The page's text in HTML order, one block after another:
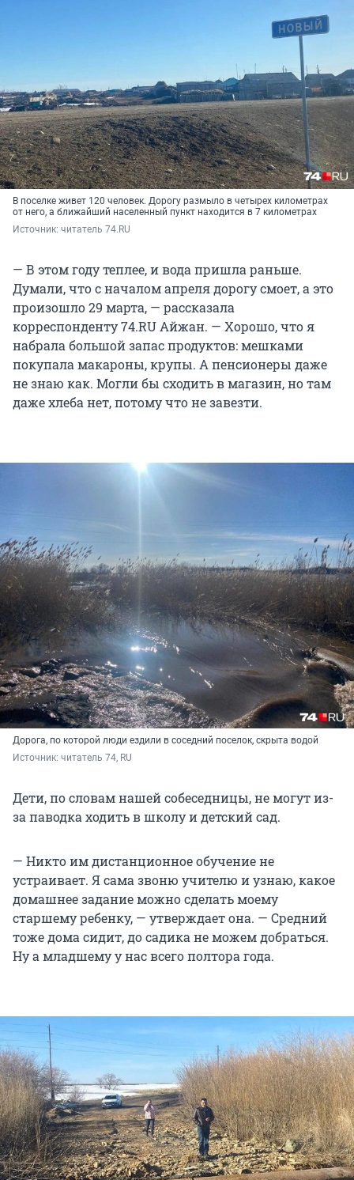
В поселке живет 120 человек. Дорогу размыло в четырех километрах
от него, а ближайший населенный пункт находится в 7 километрах
Источник: читатель 74.RU
— В этом году теплее, и вода пришла раньше.
Думали, что с началом апреля дорогу смоет, а это
произошло 29 марта, — рассказала
корреспонденту 74.RU Айжан. — Хорошо, что я
набрала большой запас продуктов: мешками
покупала макароны, крупы. А пенсионеры даже
не знаю как. Могли бы сходить в магазин, но там
даже хлеба нет, потому что не завезти.
Дорога, по которой люди ездили в соседний поселок, скрыта водой
Источник: читатель 74, RU
Дети, по словам нашей собеседницы, не могут из-
за паводка ходить в школу и детский сад.
— Никто им дистанционное обучение не
устраивает. Я сама звоню учителю и узнаю, какое
домашнее задание можно сделать моему
старшему ребенку, — утверждает она. — Средний
тоже дома сидит, до садика не можем добраться.
Ну а младшему у нас всего полтора года.